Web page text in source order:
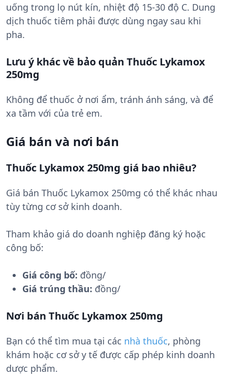
uống trong lọ nút kín, nhiệt độ 15-30 độ C. Dung
dịch thuốc tiêm phải được dùng ngay sau khi
pha.
Lưu ý khác về bảo quản Thuốc Lykamox
250mg
Không để thuốc ở nơi ẩm, tránh ánh sáng, và để
xa tầm với của trẻ em.
Giá bán và nơi bán
Thuốc Lykamox 250mg giá bao nhiêu?
Giá bán Thuốc Lykamox 250mg có thể khác nhau
tùy từng cơ sở kinh doanh.
Tham khảo giá do doanh nghiệp đăng ký hoặc
công bố:
Giá công bố: đồng/
Giá trúng thầu: đồng/
Nơi bán Thuốc Lykamox 250mg
Bạn có thể tìm mua tại các nhà thuốc, phòng
khám hoặc cơ sở y tế được cấp phép kinh doanh
dược phẩm.